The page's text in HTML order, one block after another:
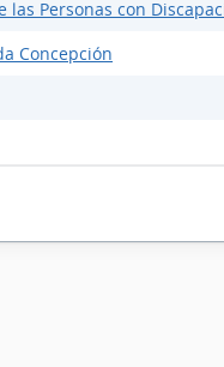
las Personas con
Concepción